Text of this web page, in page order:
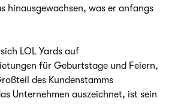
hinausgewachsen, was er anfangs
LOL Yards auf
für Geburtstage und Feiern,
des Kundenstamms
Unternehmen auszeichnet, ist sein